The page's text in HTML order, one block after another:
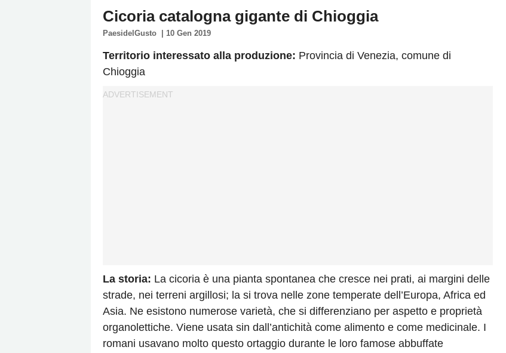
Cicoria catalogna gigante di Chioggia
PaesidelGusto 10 Gen 2019
Territorio interessato alla produzione: Provincia di Venezia, comune di
Chioggia
La storia: La cicoria è una pianta spontanea che cresce nei prati, ai margini delle
strade, nei terreni argillosi; la si trova nelle zone temperate dell’Europa, Africa ed
Asia. Ne esistono numerose varietà, che si differenziano per aspetto e proprietà
organolettiche. Viene usata sin dall’antichità come alimento e come medicinale. I
romani usavano molto questo ortaggio durante le loro famose abbuffate